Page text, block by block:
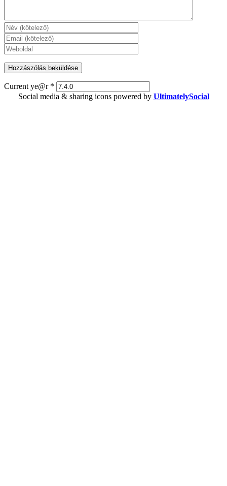
Current ye@r *
Social media & sharing icons powered by UltimatelySocial